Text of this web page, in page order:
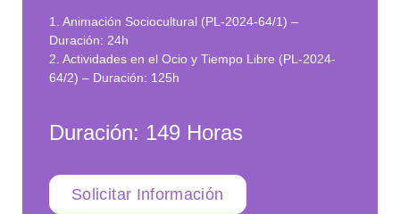
1. Animación Sociocultural (PL-2024-64/1) –
Duración: 24h
2. Actividades en el Ocio y Tiempo Libre (PL-2024-
64/2) – Duración: 125h
Solicitar Información
Duración: 149 Horas